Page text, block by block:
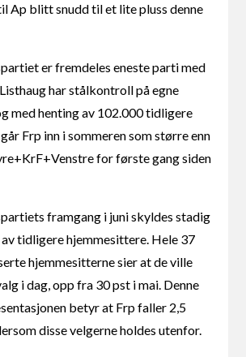
Ap blitt snudd til et lite pluss denne
er fremdeles eneste parti med
har stålkontroll på egne
med henting av 102.000 tidligere
Frp inn i sommeren som større enn
for første gang siden
framgang i juni skyldes stadig
tidligere hjemmesittere. Hele 37
hjemmesitterne sier at de ville
i dag, opp fra 30 pst i mai. Denne
betyr at Frp faller 2,5
disse velgerne holdes utenfor.